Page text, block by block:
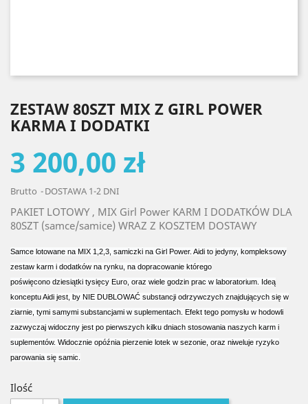
ZESTAW 80SZT MIX Z GIRL POWER
KARMA I DODATKI
3 200,00 zł
Brutto DOSTAWA 1-2 DNI
PAKIET LOTOWY , MIX Girl Power KARM I DODATKÓW DLA
80SZT (samce/samice) WRAZ Z KOSZTEM DOSTAWY
Samce lotowane na MIX 1,2,3, samiczki na Girl Power. Aidi to jedyny, kompleksowy
zestaw karm i dodatków na rynku, na dopracowanie którego
poświęcono dziesiątki tysięcy Euro, oraz wiele godzin prac w laboratorium. Ideą
konceptu Aidi jest, by NIE DUBLOWAĆ substancji odrzywczych znajdujących się w
ziarnie, tymi samymi substancjami w suplementach. Efekt tego pomysłu w hodowli
zazwyczaj widoczny jest po pierwszych kilku dniach stosowania naszych karm i
suplementów. Widocznie opóźnia pierzenie lotek w sezonie, oraz niweluje ryzyko
parowania się samic.
Ilość